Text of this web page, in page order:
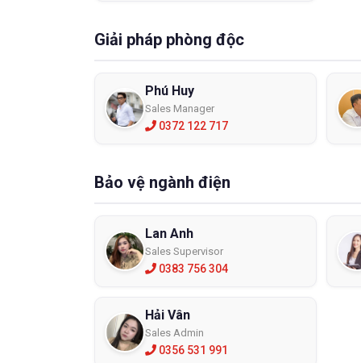
dụng
Giải pháp phòng độc
Phú Huy
Sales Manager
0372 122 717
Bảo vệ ngành điện
Lan Anh
Sales Supervisor
0383 756 304
Hải Vân
Sales Admin
0356 531 991